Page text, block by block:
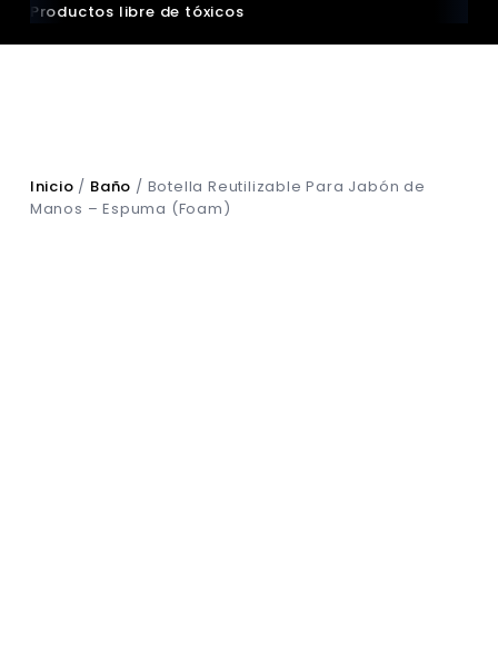
Productos libre de tóxicos
Inicio / Baño / Botella Reutilizable Para Jabón de
Manos – Espuma (Foam)